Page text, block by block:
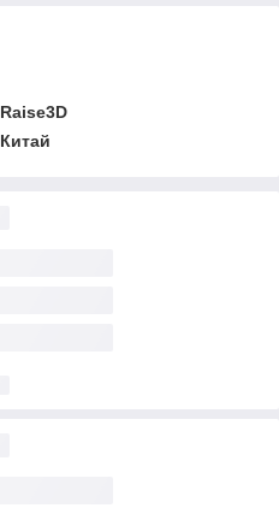
Raise3D
Китай